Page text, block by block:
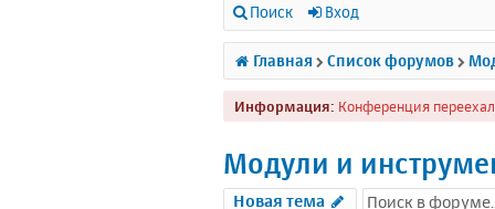
с
ы
л
к
Поиск Вход
Главная Список форумов
Информация: Конференция
Модули и
Новая тема